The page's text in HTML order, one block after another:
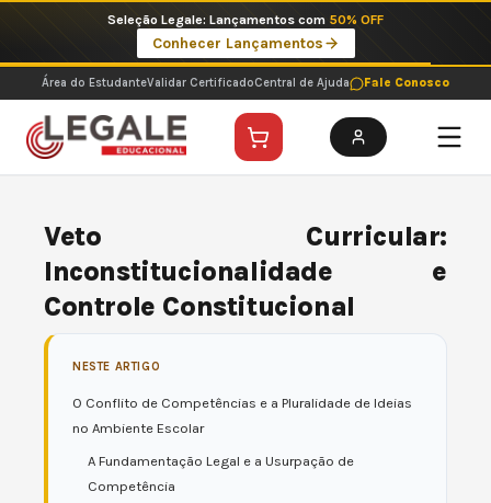
o
conteúdo
Imperdíveis no Pix: Pós Selecionadas a 199 reais no pix em parcela única
Ver ofertas
Área do EstudanteValidar CertificadoCentral de Ajuda Fale Conosco
Veto Curricular:
Inconstitucionalidade e
Controle Constitucional
NESTE ARTIGO
O Conflito de Competências e a Pluralidade de Ideias
no Ambiente Escolar
A Fundamentação Legal e a Usurpação de
Competência